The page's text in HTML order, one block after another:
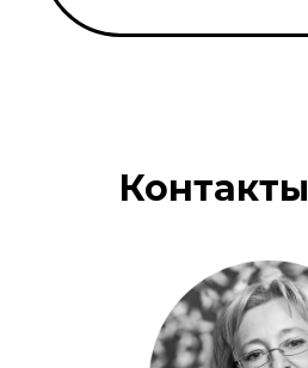
Контакты